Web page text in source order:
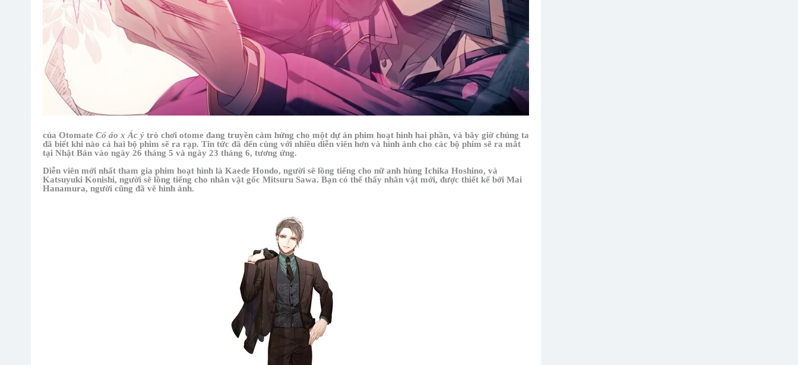
của Otomate Cổ áo x Ác ý trò chơi otome đang truyền cảm hứng cho một dự án phim hoạt hình hai phần, và bây giờ chúng ta
đã biết khi nào cả hai bộ phim sẽ ra rạp. Tin tức đã đến cùng với nhiều diễn viên hơn và hình ảnh cho các bộ phim sẽ ra mắt
tại Nhật Bản vào ngày 26 tháng 5 và ngày 23 tháng 6, tương ứng.
Diễn viên mới nhất tham gia phim hoạt hình là Kaede Hondo, người sẽ lồng tiếng cho nữ anh hùng Ichika Hoshino, và
Katsuyuki Konishi, người sẽ lồng tiếng cho nhân vật gốc Mitsuru Sawa. Bạn có thể thấy nhân vật mới, được thiết kế bởi Mai
Hanamura, người cũng đã vẽ hình ảnh.